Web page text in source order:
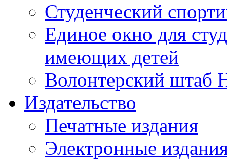
Студенческий
Единое окно для
имеющих детей
Волонтерский штаб
Издательство
Печатные издания
Электронные